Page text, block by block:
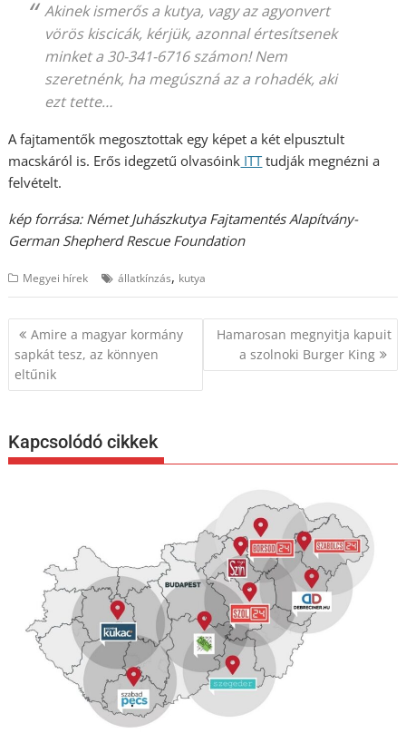
Akinek ismerős a kutya, vagy az agyonvert
vörös kiscicák, kérjük, azonnal értesítsenek
minket a 30-341-6716 számon! Nem
szeretnénk, ha megúszná az a rohadék, aki
ezt tette…
A fajtamentők megosztottak egy képet a két elpusztult
macskáról is. Erős idegzetű olvasóink ITTtudják megnézni a
felvételt.
kép forrása: Német Juhászkutya Fajtamentés Alapítvány-
German Shepherd Rescue Foundation
Megyei hírek állatkínzás, kutya
Bejegyzés
navigáció
Amire a magyar kormány
sapkát tesz, az könnyen
eltűnik
Hamarosan megnyitja kapuit
a szolnoki Burger King
Kapcsolódó cikkek